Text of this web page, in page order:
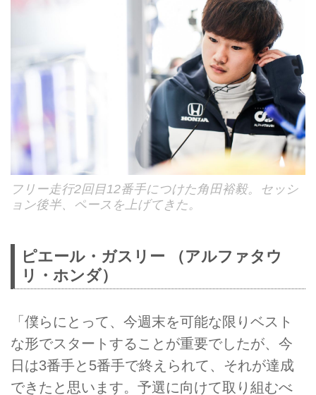
フリー走行2回目12番手につけた角田裕毅。セッシ
ョン後半、ペースを上げてきた。
ピエール・ガスリー （アルファタウ
リ・ホンダ）
「僕らにとって、今週末を可能な限りベスト
な形でスタートすることが重要でしたが、今
日は3番手と5番手で終えられて、それが達成
できたと思います。予選に向けて取り組むべ